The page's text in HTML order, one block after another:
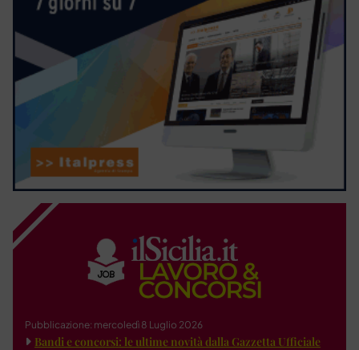
Pubblicazione: mercoledì 8 Luglio 2026
Bandi e concorsi: le ultime novità dalla Gazzetta Ufficiale